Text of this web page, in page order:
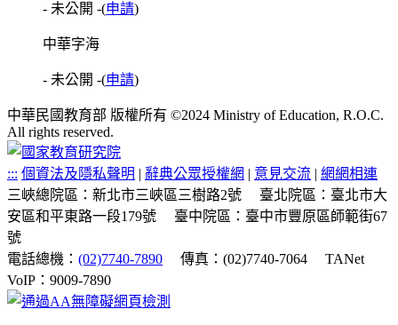
- 未公開 -(申請)
中華字海
- 未公開 -(申請)
中華民國教育部 版權所有 ©2024 Ministry of Education, R.O.C.
All rights reserved.
::: 個資法及隱私聲明 | 辭典公眾授權網 | 意見交流 | 網網相連
三峽總院區：新北市三峽區三樹路2號
臺北院區：臺北市大
安區和平東路一段179號
臺中院區：臺中市豐原區師範街67
號
電話總機： (02)7740-7890 傳真：(02)7740-7064
TANet
VoIP：9009-7890